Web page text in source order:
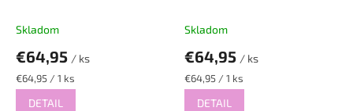
Skladom
€64,95 / ks
Jednotková
cena:
€64,95 / 1 ks
DETAIL
Skladom
€64,95 / ks
Jednotková
cena:
€64,95 / 1 ks
DETAIL